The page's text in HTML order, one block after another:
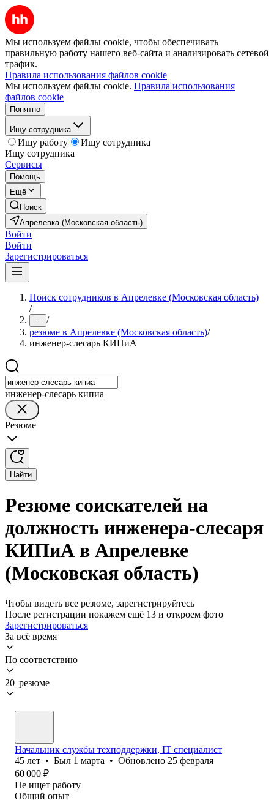
Мы используем файлы cookie, чтобы обеспечивать
правильную работу нашего веб-сайта и анализировать сетевой
трафик.
Правила использования файлов cookie
Мы используем файлы cookie. Правила использования
файлов cookie
Понятно
Ищу сотрудника
Ищу работу
Ищу сотрудника
Ищу сотрудника
Сервисы
Помощь
Ещё
Поиск
Апрелевка (Московская область)
Войти
Войти
Зарегистрироваться
Поиск сотрудников в Апрелевке (Московская область)
/
... /
резюме в Апрелевке (Московская область)/
инженер-слесарь КИПиА
инженер-слесарь кипиа
Резюме
Найти
Резюме соискателей на
должность инженера-слесаря
КИПиА в Апрелевке
(Московская область)
Чтобы видеть все резюме, зарегистрируйтесь
После регистрации покажем ещё 13 и откроем фото
Зарегистрироваться
За всё время
По соответствию
20 резюме
Начальник службы техподдержки, IT специалист
45 лет • Был 1 марта • Обновлено 25 февраля
60 000 ₽
Не ищет работу
Общий опыт